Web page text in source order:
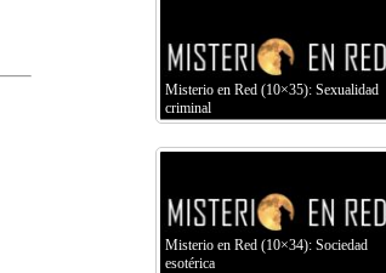
Misterio en Red (10×35): Sexualidad
criminal
Misterio en Red (10×34): Sociedad
esotérica